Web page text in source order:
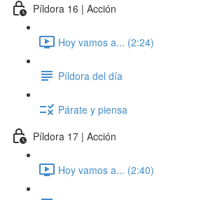
Píldora 16 | Acción
Hoy vamos a... (2:24)
Píldora del día
Párate y piensa
Píldora 17 | Acción
Hoy vamos a... (2:40)